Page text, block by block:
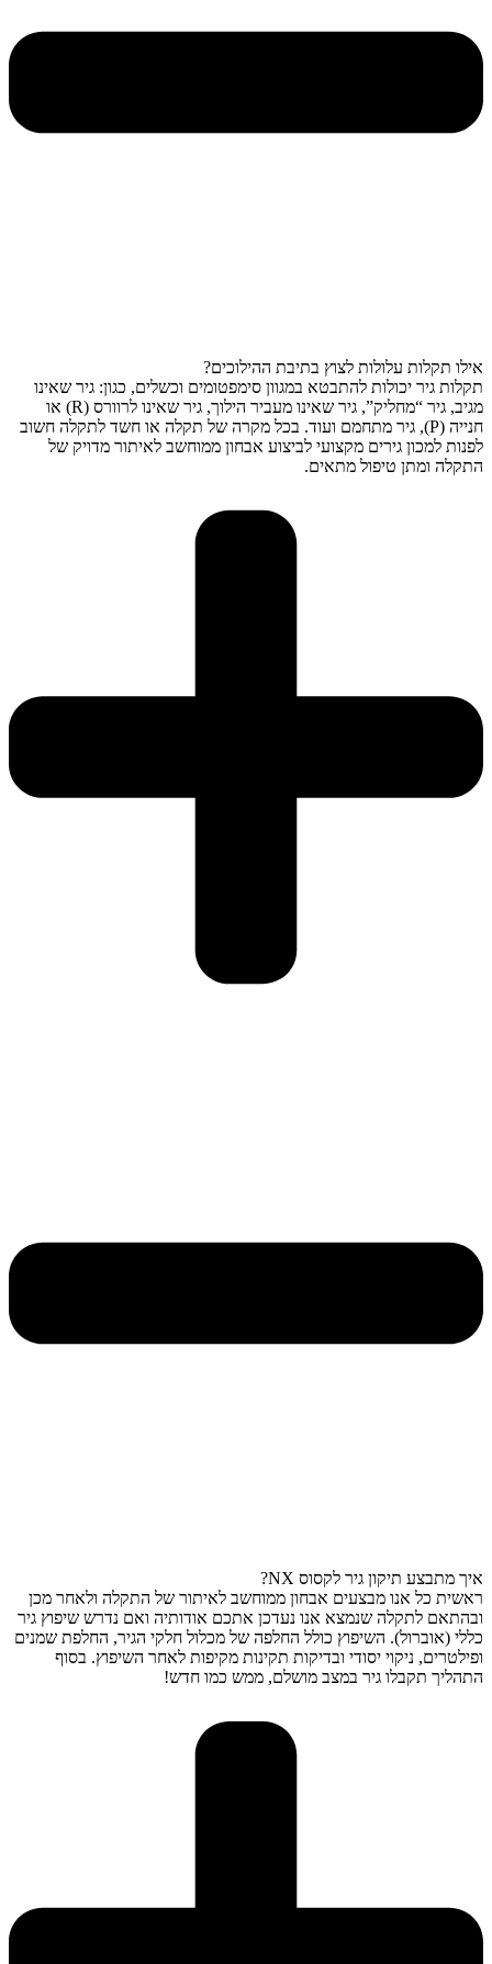
אילו תקלות עלולות לצוץ בתיבת ההילוכים?
תקלות גיר יכולות להתבטא במגוון סימפטומים וכשלים, כגון: גיר שאינו
מגיב, גיר “מחליק”, גיר שאינו מעביר הילוך, גיר שאינו לרוורס (R) או
חנייה (P), גיר מתחמם ועוד. בכל מקרה של תקלה או חשד לתקלה חשוב
לפנות למכון גירים מקצועי לביצוע אבחון ממוחשב לאיתור מדויק של
התקלה ומתן טיפול מתאים.
איך מתבצע תיקון גיר לקסוס NX?
ראשית כל אנו מבצעים אבחון ממוחשב לאיתור של התקלה ולאחר מכן
ובהתאם לתקלה שנמצא אנו נעדכן אתכם אודותיה ואם נדרש שיפוץ גיר
כללי (אוברול). השיפוץ כולל החלפה של מכלול חלקי הגיר, החלפת שמנים
ופילטרים, ניקוי יסודי ובדיקות תקינות מקיפות לאחר השיפוץ. בסוף
התהליך תקבלו גיר במצב מושלם, ממש כמו חדש!